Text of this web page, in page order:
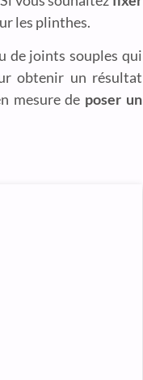
les plinthes.
de joints souples qui
obtenir un résultat
mesure de poser un